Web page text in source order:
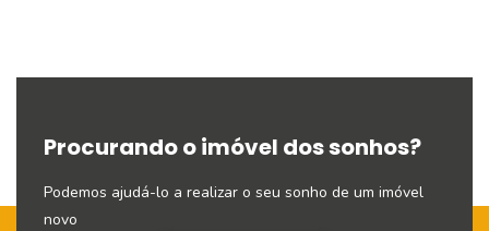
Procurando o imóvel dos sonhos?
Podemos ajudá-lo a realizar o seu sonho de um imóvel
novo